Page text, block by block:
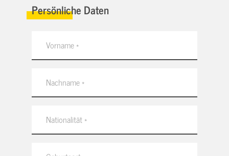
Persönliche Daten